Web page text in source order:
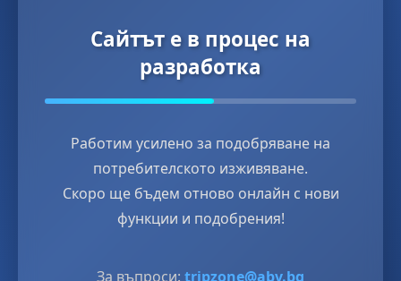
Сайтът е в процес на
разработка
Работим усилено за подобряване на
потребителското изживяване.
Скоро ще бъдем отново онлайн с нови
функции и подобрения!
За въпроси: tripzone@abv.bg